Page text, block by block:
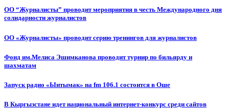
ОО “Журналисты” проводит мероприятия в честь Международного дня
солидарности журналистов
ОО «Журналисты» проводит серию тренингов для журналистов
Фонд им.Мелиса Эшимканова проводит турнир по бильярду и
шахматам
Запуск радио «Ынтымак» на fm 106.1 состоится в Оше
В Кыргызстане идет национальный интернет-конкурс среди сайтов